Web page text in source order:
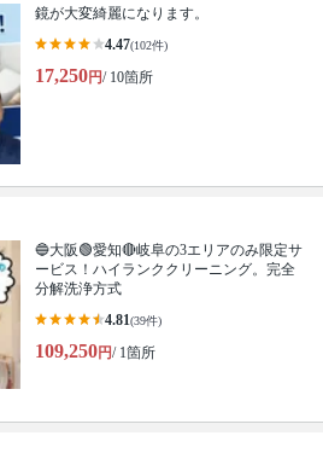
鏡が大変綺麗になります。
4.47(102件)
17,250円/ 10箇所
🔵大阪🟢愛知🔴岐阜の3エリアのみ限定サ
ービス！ハイランククリーニング。完全
分解洗浄方式
4.81(39件)
109,250円/ 1箇所